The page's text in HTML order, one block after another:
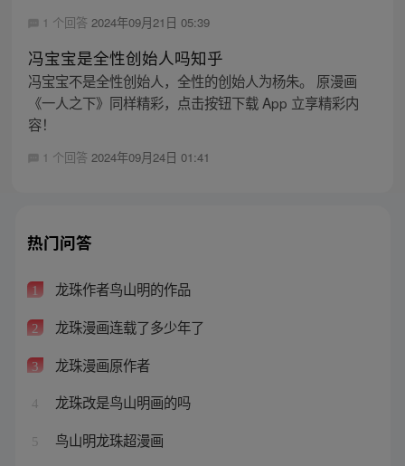
1 个回答 2024年09月21日 05:39
冯宝宝是全性创始人吗知乎
冯宝宝不是全性创始人，全性的创始人为杨朱。 原漫画
《一人之下》同样精彩，点击按钮下载 App 立享精彩内
容！
1 个回答 2024年09月24日 01:41
热门问答
1 龙珠作者鸟山明的作品
2 龙珠漫画连载了多少年了
3 龙珠漫画原作者
4 龙珠改是鸟山明画的吗
5 鸟山明龙珠超漫画